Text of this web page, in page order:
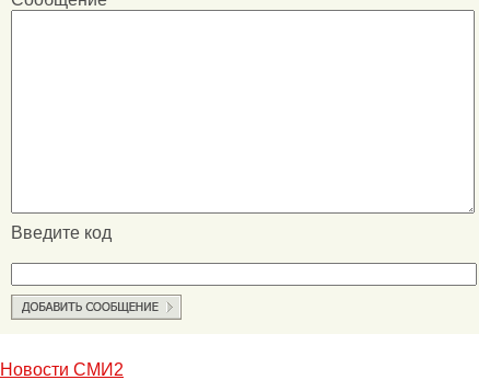
Введите код
Новости СМИ2